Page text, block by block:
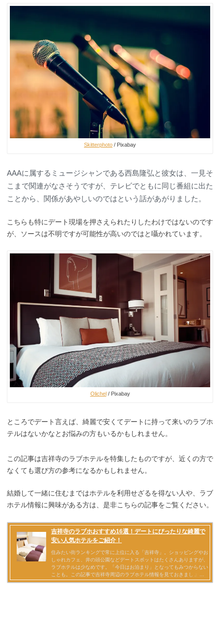
Skitterphoto / Pixabay
AAAに属するミュージシャンである西島隆弘と彼女は、一見そ
こまで関連がなさそうですが、テレビでともに同じ番組に出た
ことから、関係があやしいのではという話があがりました。
こちらも特にデート現場を押さえられたりしたわけではないのです
が、ソースは不明ですが可能性が高いのではと囁かれています。
Olichel / Pixabay
ところでデート言えば、綺麗で安くてデートに持って来いのラブホ
テルはないかなとお悩みの方もいるかもしれません。
この記事は吉祥寺のラブホテルを特集したものですが、近くの方で
なくても選び方の参考になるかもしれません。
結婚して一緒に住むまではホテルを利用せざるを得ない人や、ラブ
ホテル情報に興味がある方は、是非こちらの記事をご覧ください。